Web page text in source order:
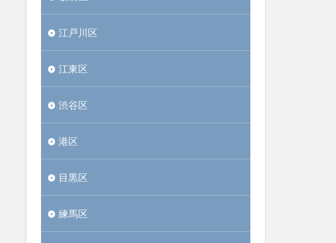
江戸川区
江東区
渋谷区
港区
目黒区
練馬区